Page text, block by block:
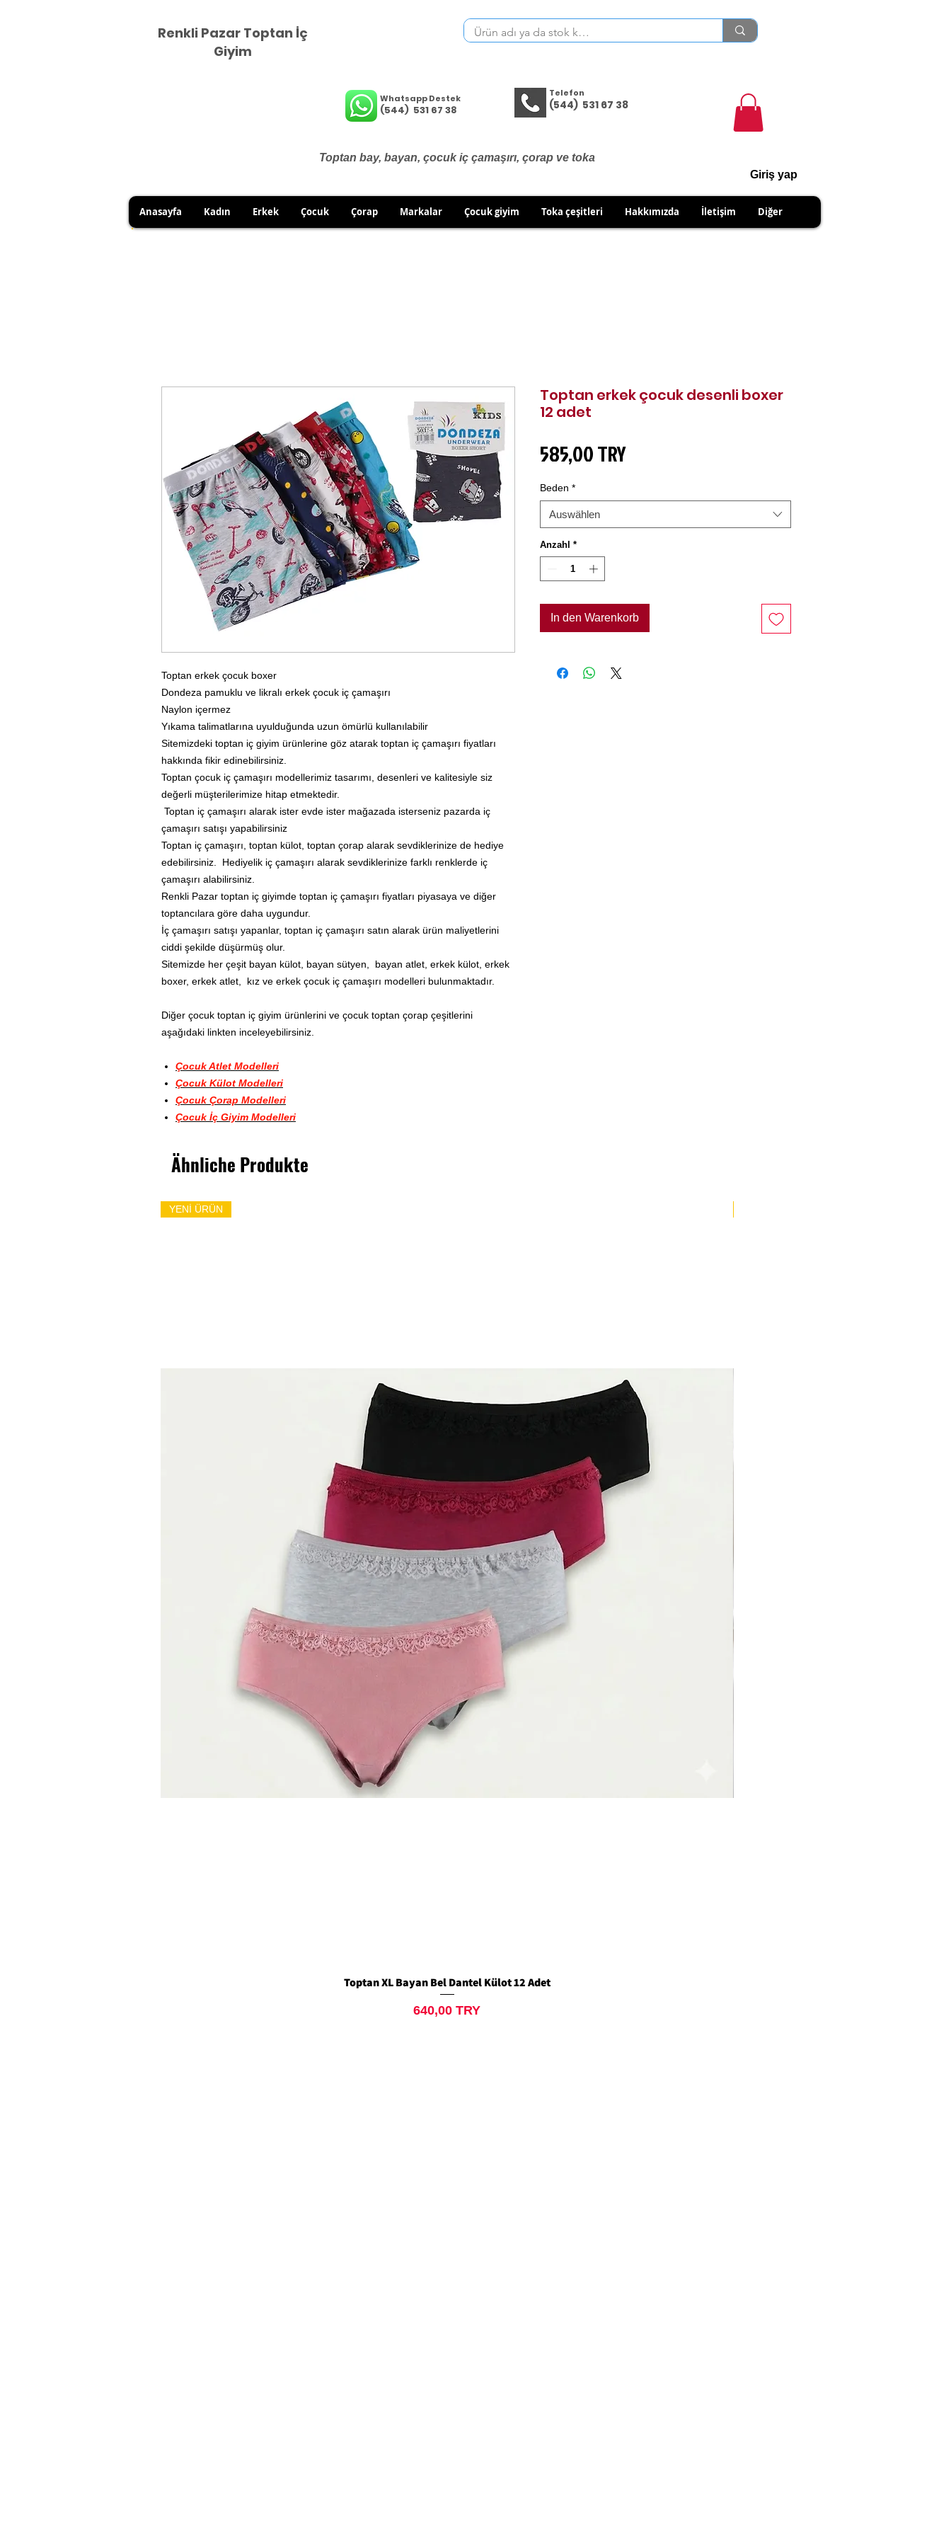
Renkli Pazar Toptan İç
Giyim
Whatsapp Destek
(544) 531 67 38
Telefon
(544) 531 67 38
Toptan bay, bayan, çocuk iç çamaşırı, çorap ve toka
Giriş yap
Anasayfa Kadın Erkek Çocuk Çorap Markalar Çocuk giyim Toka çeşitleri Hakkımızda İletişim Diğer
Toptan erkek çocuk boxer
Dondeza pamuklu ve likralı erkek çocuk iç çamaşırı
Naylon içermez
Yıkama talimatlarına uyulduğunda uzun ömürlü kullanılabilir
Sitemizdeki toptan iç giyim ürünlerine göz atarak toptan iç çamaşırı fiyatları
hakkında fikir edinebilirsiniz.
Toptan çocuk iç çamaşırı modellerimiz tasarımı, desenleri ve kalitesiyle siz
değerli müşterilerimize hitap etmektedir.
Toptan iç çamaşırı alarak ister evde ister mağazada isterseniz pazarda iç
çamaşırı satışı yapabilirsiniz
Toptan iç çamaşırı, toptan külot, toptan çorap alarak sevdiklerinize de hediye
edebilirsiniz. Hediyelik iç çamaşırı alarak sevdiklerinize farklı renklerde iç
çamaşırı alabilirsiniz.
Renkli Pazar toptan iç giyimde toptan iç çamaşırı fiyatları piyasaya ve diğer
toptancılara göre daha uygundur.
İç çamaşırı satışı yapanlar, toptan iç çamaşırı satın alarak ürün maliyetlerini
ciddi şekilde düşürmüş olur.
Sitemizde her çeşit bayan külot, bayan sütyen, bayan atlet, erkek külot, erkek
boxer, erkek atlet, kız ve erkek çocuk iç çamaşırı modelleri bulunmaktadır.
Diğer çocuk toptan iç giyim ürünlerini ve çocuk toptan çorap çeşitlerini
aşağıdaki linkten inceleyebilirsiniz.
Çocuk Atlet Modelleri
Çocuk Külot Modelleri
Çocuk Çorap Modelleri
Çocuk İç Giyim Modelleri
Toptan erkek çocuk desenli boxer
12 adet
585,00 TRYPreis
Beden *
Auswählen
Anzahl *
In den Warenkorb
Ähnliche Produkte
Schnellansicht
YENİ ÜRÜN
Toptan XL Bayan Bel Dantel Külot 12 Adet
Preis
640,00 TRY